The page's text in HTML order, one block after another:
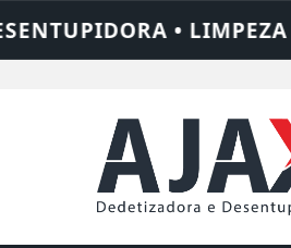
• CHAME QUEM